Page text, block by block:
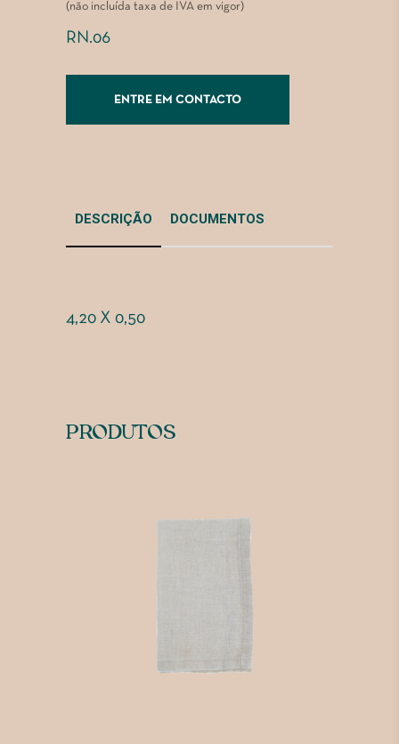
(não incluída taxa de IVA em vigor)
RN.06
ENTRE EM CONTACTO
DESCRIÇÃO DOCUMENTOS
4,20 X 0,50
PRODUTOS